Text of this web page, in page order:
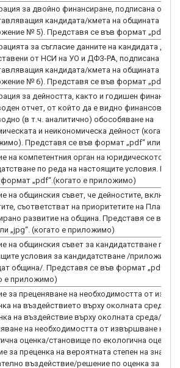
за двойно финансиране, подписана от
кандидата/кмета на общината
№ 5). Представя се във формат „pdf“
за съгласие данните на кандидата да
от НСИ на УО и ДФЗ-РА, подписана от
кандидата/кмета на общината
№ 6). Представя се във формат „pdf“
за дейността, както и годишен
отчет, от който да е видно финансово-
(в т.ч. аналитично) обособяване на
и неикономическа дейност (когато е
Представя се във формат „pdf“ или
на компетентния орган на юридическото
по реда на настоящите условия.
„pdf“.(когато е приложимо)
на общинския съвет, че дейностите,
съответстват на приоритетите на Плана за
развитие на община. Представя се във
„jpg“. (когато е приложимо)
на общинския съвет за кандидатстване по
условия за кандидатстване /приложимо
община/. Представя се във формат „pdf“
е приложимо)
за преценяване на необходимостта от
на въздействието върху околната среда/
на въздействие върху околната среда/
на необходимостта от извършване на
оценка/становище по екологична оценка/
за преценка на вероятната степен на
въздействие/решение по оценка за